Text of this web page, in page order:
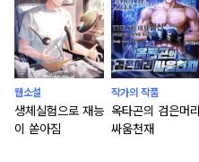
웹소설
생체실험으로 재능
이 쏟아짐
작가의 작품
옥타곤의 검은머리
싸움천재